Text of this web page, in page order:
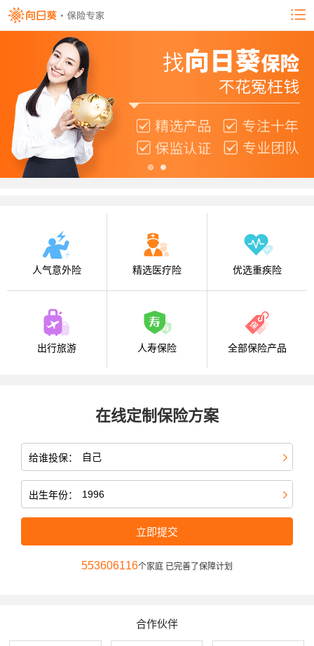
人气意外险 精选医疗险 优选重疾险
出行旅游 人寿保险 全部保险产品
在线定制保险方案
给谁投保：
出生年份：
立即提交
553606116个家庭 已完善了保障计划
合作伙伴